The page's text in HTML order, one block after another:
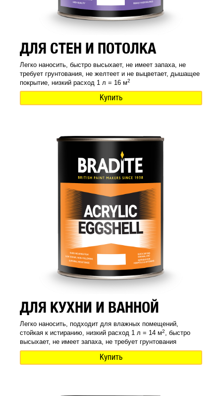
ДЛЯ СТЕН И ПОТОЛКА
Легко наносить, быстро высыхает, не имеет запаха, не
требует грунтования, не желтеет и не выцветает, дышащее
покрытие, низкий расход 1 л = 16 м2
Купить
ДЛЯ КУХНИ И ВАННОЙ
Легко наносить, подходит для влажных помещений,
стойкая к истиранию, низкий расход 1 л = 14 м2, быстро
высыхает, не имеет запаха, не требует грунтования
Купить